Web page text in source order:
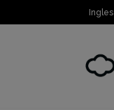
Ingles